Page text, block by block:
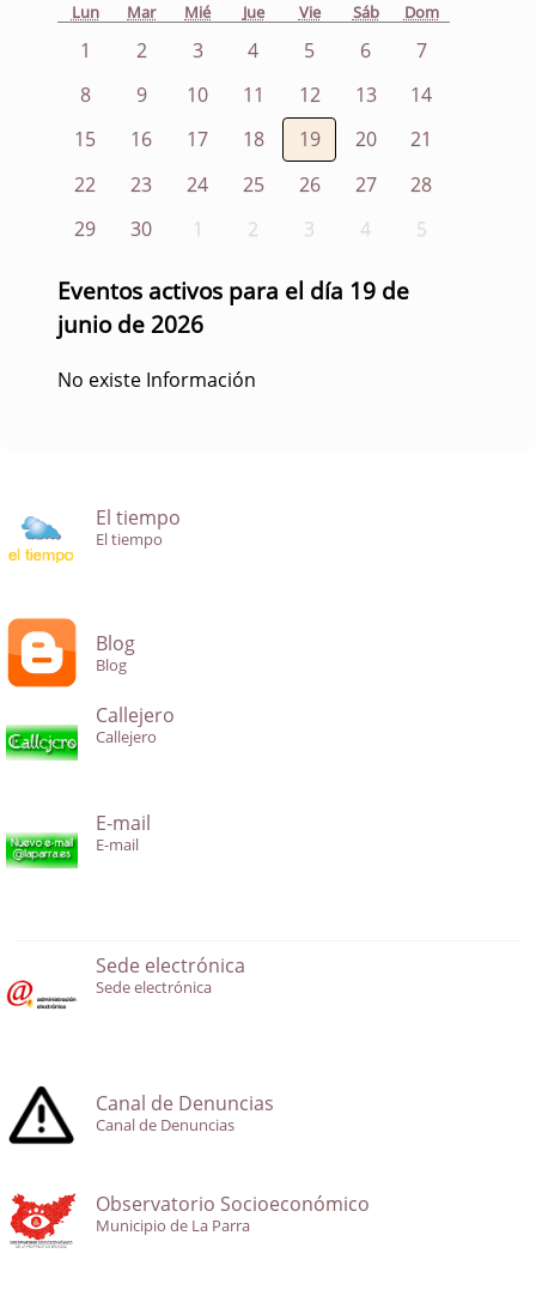
Lun Mar Mié Jue Vie Sáb Dom
1 2 3 4 5 6
7
8
9 10 11 12 13
14
15
16 17 18 19 20
21
22
23 24 25 26 27
28
29
30 1 2 3 4 5
Eventos activos para el día 19 de
junio de 2026
No existe Información
El tiempo
El tiempo
Blog
Blog
Callejero
Callejero
E-mail
E-mail
Sede electrónica
Sede electrónica
Canal de Denuncias
Canal de Denuncias
Observatorio Socioeconómico
Municipio de La Parra